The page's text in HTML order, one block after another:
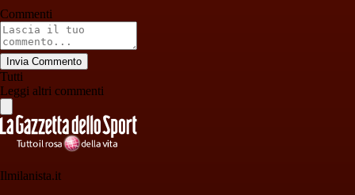
Commenti
Invia Commento
Tutti
Leggi altri commenti
Ilmilanista.it